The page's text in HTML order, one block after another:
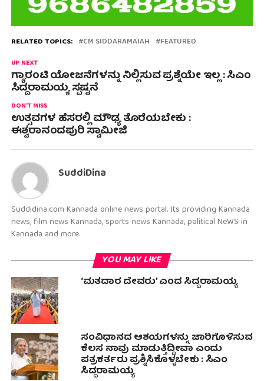
RELATED TOPICS: CM SIDDARAMAIAH FEATURED
UP NEXT
ಗ್ಯಾರಂಟಿ ಯೋಜನೆಗಳನ್ನು ನಿಲ್ಲಿಸುವ ಪ್ರಶ್ನೆಯೇ ಇಲ್ಲ : ಸಿಎಂ
ಸಿದ್ದರಾಮಯ್ಯ ಸ್ಪಷ್ಟನೆ
DON'T MISS
ಉತ್ಸವಗಳ ಹೆಸರಲ್ಲಿ ಮೌಢ್ಯ ತೊರೆಯಬೇಕು :
ಈಶ್ವರಾನಂದಪುರಿ ಸ್ವಾಮೀಜಿ
SuddiDina
Suddidina.com Kannada online news portal. Its providing Kannada
news, film news Kannada, sports news Kannada, political NeWS in
Kannada and more.
YOU MAY LIKE
‘ಮತದಾರ ದೇವರು’ ಎಂದ‌ ಸಿದ್ದರಾಮಯ್ಯ
ಸಂವಿಧಾನದ ಆಶಯಗಳನ್ನು ಜಾರಿಗೊಳಿಸುವ
ಕೆಲಸ ನಾವು ಮಾಡುತ್ತಿದ್ದೀವಾ ಎಂದು
ಪತ್ರಕರ್ತರು ಪ್ರಶ್ನಿಸಿಕೊಳ್ಳಬೇಕು : ಸಿಎಂ
ಸಿದ್ದರಾಮಯ್ಯ